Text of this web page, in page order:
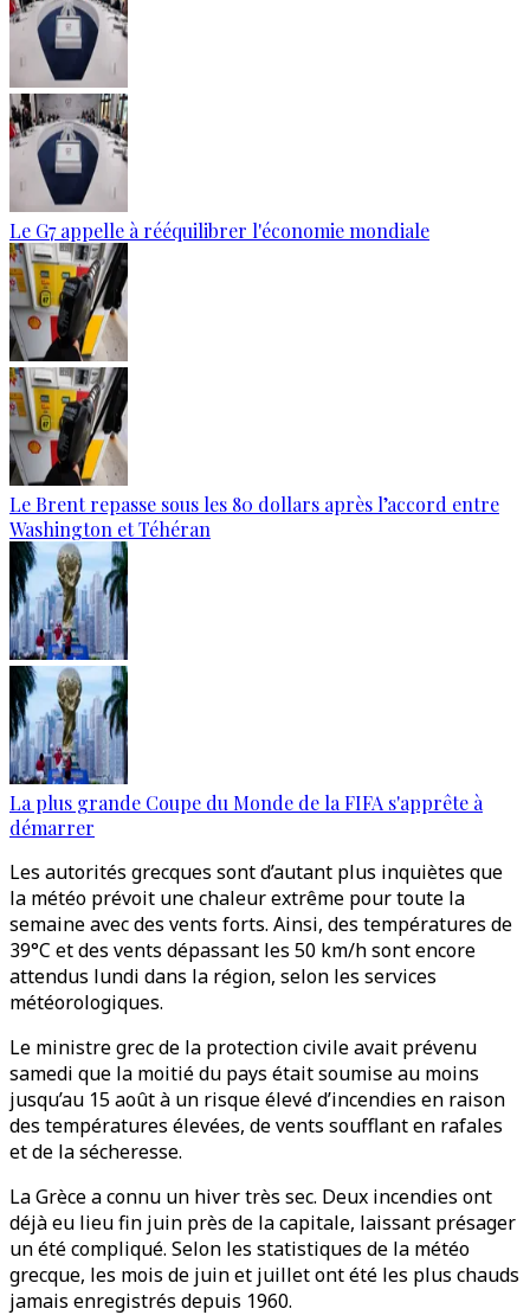
Le G7 appelle à rééquilibrer l'économie mondiale
Le Brent repasse sous les 80 dollars après l’accord entre
Washington et Téhéran
La plus grande Coupe du Monde de la FIFA s'apprête à
démarrer
Les autorités grecques sont d’autant plus inquiètes que
la météo prévoit une chaleur extrême pour toute la
semaine avec des vents forts. Ainsi, des températures de
39°C et des vents dépassant les 50 km/h sont encore
attendus lundi dans la région, selon les services
météorologiques.
Le ministre grec de la protection civile avait prévenu
samedi que la moitié du pays était soumise au moins
jusqu’au 15 août à un risque élevé d’incendies en raison
des températures élevées, de vents soufflant en rafales
et de la sécheresse.
La Grèce a connu un hiver très sec. Deux incendies ont
déjà eu lieu fin juin près de la capitale, laissant présager
un été compliqué. Selon les statistiques de la météo
grecque, les mois de juin et juillet ont été les plus chauds
jamais enregistrés depuis 1960.